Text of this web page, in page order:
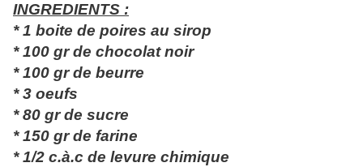
INGREDIENTS :
* 1 boite de poires au sirop
* 100 gr de chocolat noir
* 100 gr de beurre
* 3 oeufs
* 80 gr de sucre
* 150 gr de farine
* 1/2 c.à.c de levure chimique